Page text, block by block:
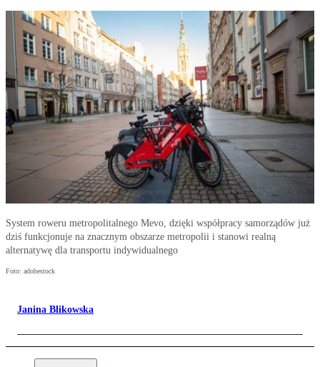
System roweru metropolitalnego Mevo, dzięki współpracy samorządów już
dziś funkcjonuje na znacznym obszarze metropolii i stanowi realną
alternatywę dla transportu indywidualnego
Foto: adobestock
Janina Blikowska